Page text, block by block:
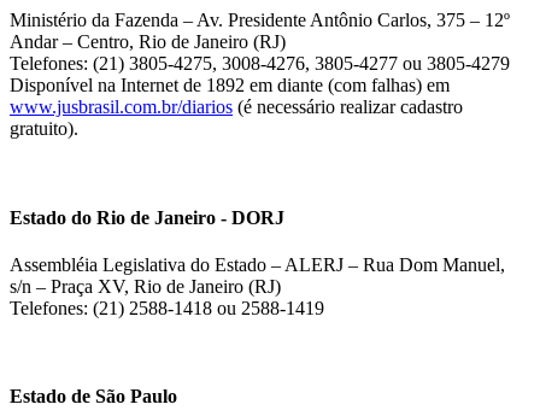
Ministério da Fazenda – Av. Presidente Antônio Carlos, 375 – 12º
Andar – Centro, Rio de Janeiro (RJ)
Telefones: (21) 3805-4275, 3008-4276, 3805-4277 ou 3805-4279
Disponível na Internet de 1892 em diante (com falhas) em
www.jusbrasil.com.br/diarios (é necessário realizar cadastro
gratuito).
Estado do Rio de Janeiro - DORJ
Assembléia Legislativa do Estado – ALERJ – Rua Dom Manuel,
s/n – Praça XV, Rio de Janeiro (RJ)
Telefones: (21) 2588-1418 ou 2588-1419
Estado de São Paulo